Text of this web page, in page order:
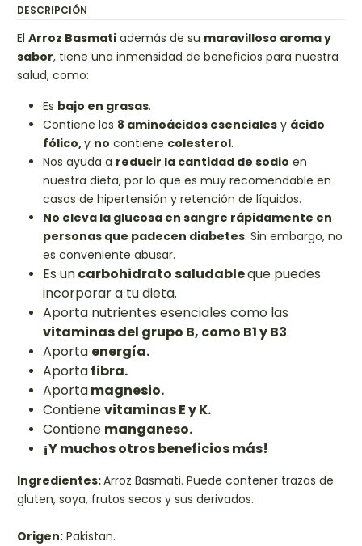
DESCRIPCIÓN
El Arroz Basmati además de su maravilloso aroma y
sabor, tiene una inmensidad de beneficios para nuestra
salud, como:
Es bajo en grasas.
Contiene los 8 aminoácidos esenciales y ácido
fólico,y no contiene colesterol.
Nos ayuda a reducir la cantidad de sodio en
nuestra dieta, por lo que es muy recomendable en
casos de hipertensión y retención de líquidos.
No eleva la glucosa en sangre rápidamente en
personas que padecen diabetes. Sin embargo, no
es conveniente abusar.
Es uncarbohidrato saludableque puedes
incorporar a tu dieta.
Aporta nutrientes esenciales como las
vitaminas del grupo B, como B1 y B3.
Aporta energía.
Aportafibra.
Aportamagnesio.
Contienevitaminas E y K.
Contiene manganeso.
¡Y muchos otros beneficios más!
Ingredientes:Arroz Basmati. Puede contener trazas de
gluten, soya, frutos secos y sus derivados.
Origen: Pakistan.